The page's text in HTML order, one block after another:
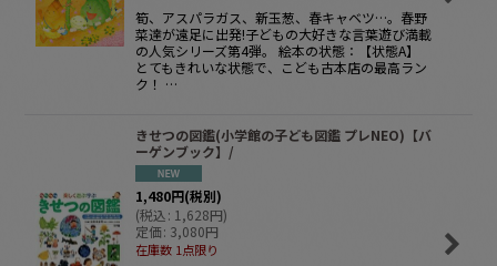
筍、アスパラガス、新玉葱、春キャベツ…。春野
菜達が遠足に出発!子どもの大好きな言葉遊び満載
の人気シリーズ第4弾。 絵本の状態：【状態A】
とてもきれいな状態で、こども古本店の最高ラン
ク！ …
きせつの図鑑(小学館の子ども図鑑 プレNEO)【バ
ーゲンブック】/
1,480円(税別)
(税込: 1,628円)
定価: 3,080円
在庫数 1点限り